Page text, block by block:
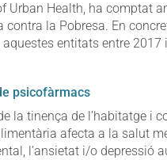
Health, ha comptat
contra la Pobresa. En
entitats entre 2017
psicofàrmacs
la tinença de l’habitatge i
afecta a la salut
l’ansietat i/o depressió